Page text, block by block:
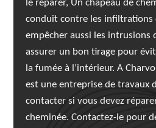
le réparer, Un chapeau de
conduit contre les infiltrations
empêcher aussi les intrusions
assurer un bon tirage pour
la fumée à l’intérieur. A
est une entreprise de travaux
contacter si vous devez
cheminée. Contactez-le pour